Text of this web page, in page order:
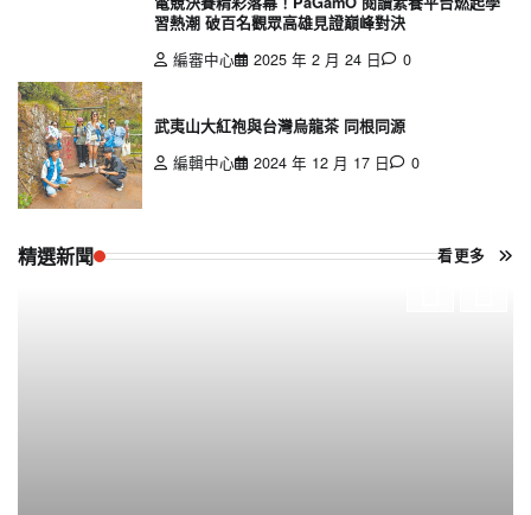
習熱潮 破百名觀眾高雄見證巔峰對決
編審中心
2025 年 2 月 24 日 0
武夷山大紅袍與台灣烏龍茶 同根同源
編輯中心
2024 年 12 月 17 日 0
精選新聞 看更多